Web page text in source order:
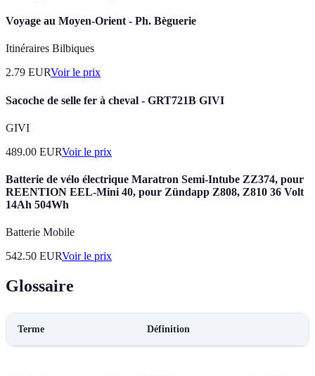
Voyage au Moyen-Orient - Ph. Bèguerie
Itinéraires Bilbiques
2.79 EURVoir le prix
Sacoche de selle fer à cheval - GRT721B GIVI
GIVI
489.00 EURVoir le prix
Batterie de vélo électrique Maratron Semi-Intube ZZ374, pour
REENTION EEL-Mini 40, pour Zündapp Z808, Z810 36 Volt
14Ah 504Wh
Batterie Mobile
542.50 EURVoir le prix
Glossaire
Terme Définition